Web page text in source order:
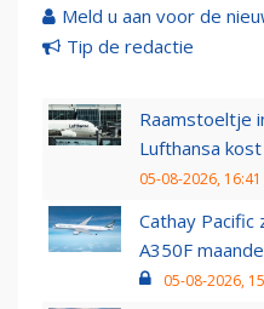
Meld u aan voor de
Tip de redactie
Raamstoeltje
Lufthansa
05-08-2026, 16:41
Cathay
A350F
05-08-2026,